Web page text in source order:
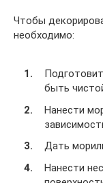
Чтобы
необходимо:
быть
Нанести
Дать
Нанести